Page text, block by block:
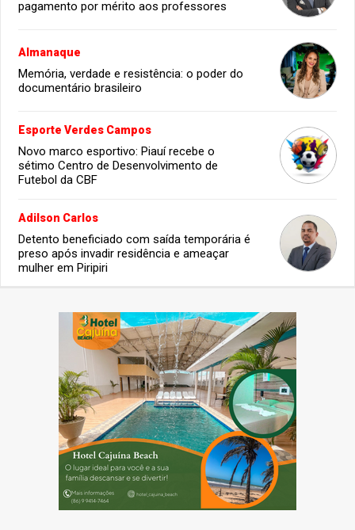
pagamento por mérito aos professores
Almanaque
Memória, verdade e resistência: o poder do
documentário brasileiro
Esporte Verdes Campos
Novo marco esportivo: Piauí recebe o
sétimo Centro de Desenvolvimento de
Futebol da CBF
Adilson Carlos
Detento beneficiado com saída temporária é
preso após invadir residência e ameaçar
mulher em Piripiri